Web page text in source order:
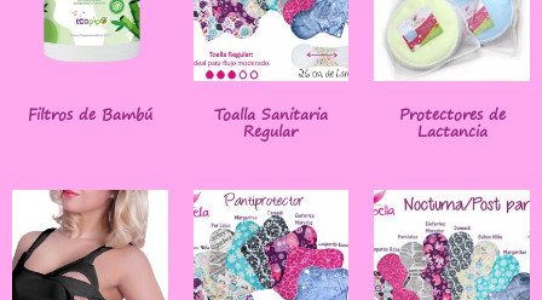
Filtros de Bambú Toalla Sanitaria
Regular
Protectores de
Lactancia